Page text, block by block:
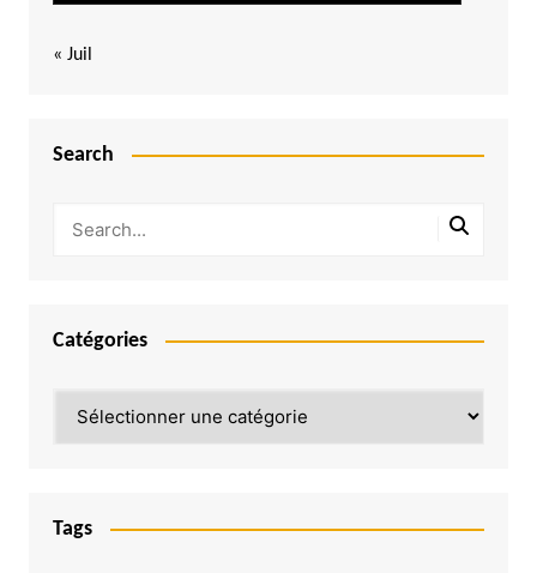
« Juil
Search
Catégories
Tags